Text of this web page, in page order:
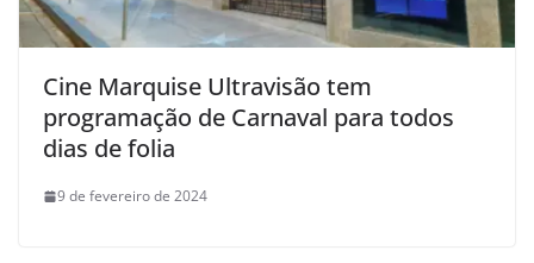
Cine Marquise Ultravisão tem
programação de Carnaval para todos
dias de folia
9 de fevereiro de 2024